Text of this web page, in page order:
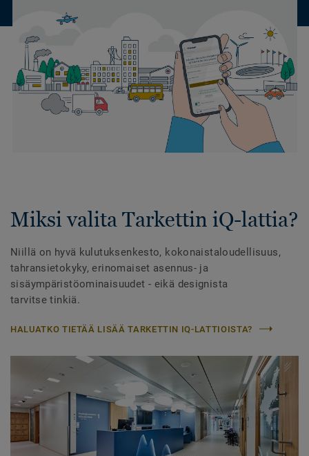
Miksi valita Tarkettin iQ-lattia?
Niillä on hyvä kulutuksenkesto, kokonaistaloudellisuus,
tahransietokyky, erinomaiset asennus- ja
sisäympäristöominaisuudet - eikä designista
tarvitse tinkiä.
HALUATKO TIETÄÄ LISÄÄ TARKETTIN IQ-LATTIOISTA?